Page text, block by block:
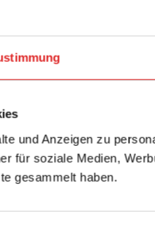
und Anzeigen zu
für soziale Medien,
gesammelt haben.